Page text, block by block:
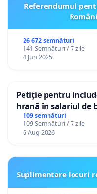
Referendumul
26 672 semnături
141 Semnături / 7 zile
4 Jun 2025
Petiție pentru
hrană în salariul de
gradațiilor de
personali
109 semnături
109 Semnături / 7 zile
6 Aug 2026
Suplimentare locuri